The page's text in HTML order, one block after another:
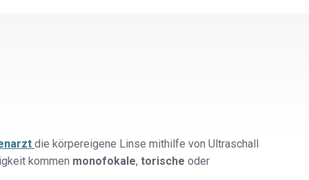
die körpereigene Linse mithilfe von Ultraschall
kommen monofokale, torische oder